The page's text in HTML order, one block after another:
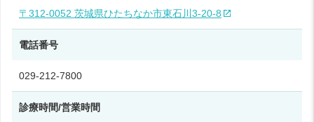
〒312-0052 茨城県ひたちなか市東石川3-20-8
電話番号
029-212-7800
診療時間/営業時間